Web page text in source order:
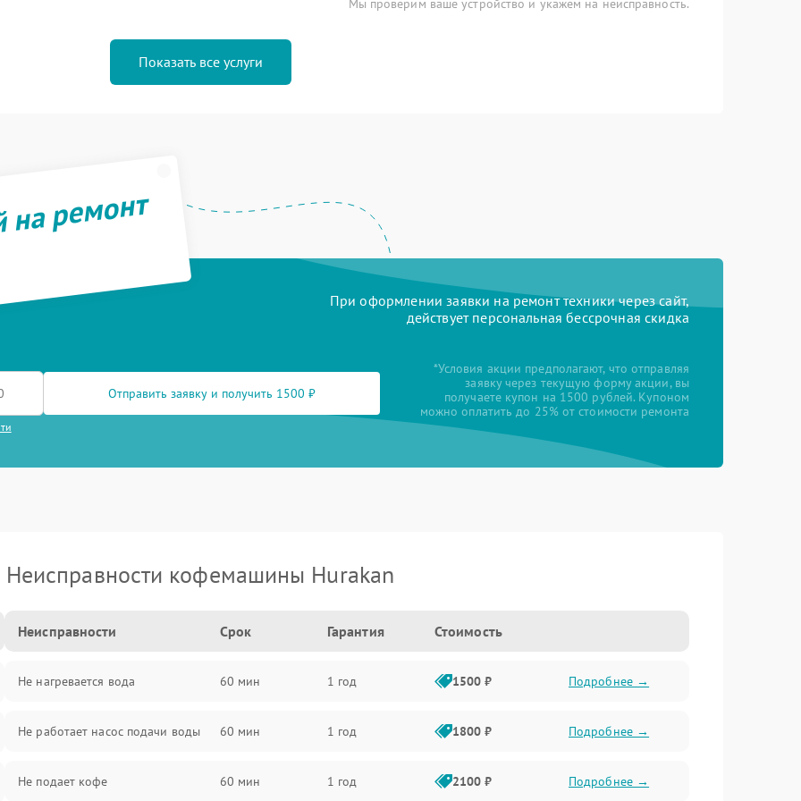
Мы проверим ваше устройство и укажем на неисправность.
Показать все услуги
ремонт
При оформлении заявки на ремонт техники через сайт,
действует персональная бессрочная скидка
Отправить заявку и получить 1500 ₽
*Условия акции предполагают, что отправляя
заявку через текущую форму акции, вы
получаете купон на 1500 рублей. Купоном
можно оплатить до 25% от стоимости ремонта
Неисправности кофемашины Hurakan
Неисправности Срок Гарантия Стоимость
Не нагревается вода 60 мин 1 год 1500 ₽ Подробнее →
Не работает насос подачи воды 60 мин 1 год 1800 ₽ Подробнее →
Не подает кофе 60 мин 1 год 2100 ₽ Подробнее →